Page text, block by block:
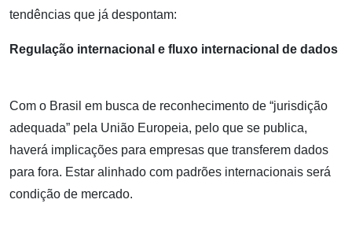
tendências que já despontam:
Regulação internacional e fluxo internacional de dados
Com o Brasil em busca de reconhecimento de “jurisdição
adequada” pela União Europeia, pelo que se publica,
haverá implicações para empresas que transferem dados
para fora. Estar alinhado com padrões internacionais será
condição de mercado.